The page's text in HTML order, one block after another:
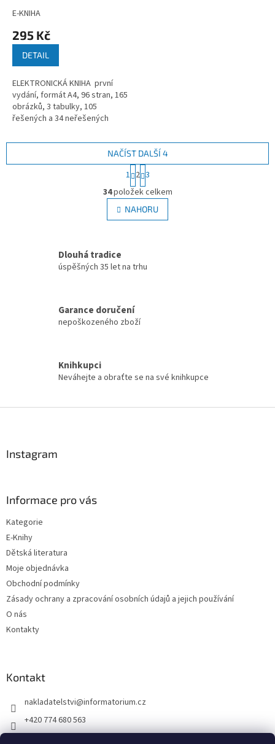
E-KNIHA
295 Kč
DETAIL
ELEKTRONICKÁ KNIHA první
vydání, formát A4, 96 stran, 165
obrázků, 3 tabulky, 105
řešených a 34 neřešených
O
v
l
á
í
y
i
s
NAČÍST DALŠÍ 4
S
t
r
á
n
k
n
í
1 2 3
34položek celkem
NAHORU
Dlouhá tradice
úspěšných 35 let na trhu
Garance doručení
nepoškozeného zboží
Knihkupci
Neváhejte a obraťte se na své knihkupce
Instagram
Informace pro vás
Kategorie
E-Knihy
Dětská literatura
Moje objednávka
Obchodní podmínky
Zásady ochrany a zpracování osobních údajů a jejich používání
O nás
Kontakty
Kontakt
nakladatelstvi@informatorium.cz
+420 774 680 563